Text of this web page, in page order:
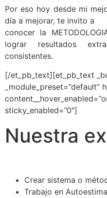
Por eso hoy desde mi
día a mejorar, te invito a
conocer la
lograr resultados
consistentes.
[/et_pb_text][et_pb_text
_module_preset=”default”
sticky_enabled=”0″]
Nuestra
Crear sistema o
Trabajo en